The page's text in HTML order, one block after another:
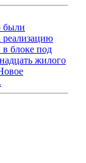
были
в блоке под
жилого